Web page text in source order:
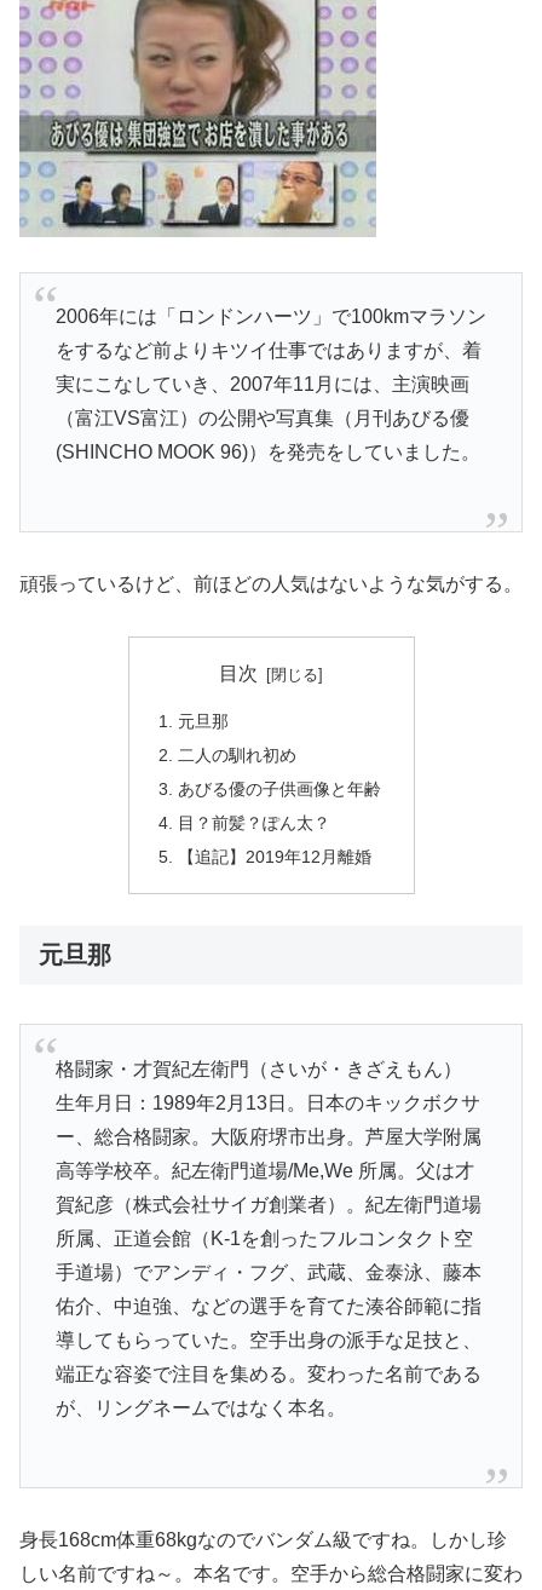
2006年には「ロンドンハーツ」で100kmマラソン
をするなど前よりキツイ仕事ではありますが、着
実にこなしていき、2007年11月には、主演映画
（富江VS富江）の公開や写真集（月刊あびる優
(SHINCHO MOOK 96)）を発売をしていました。
頑張っているけど、前ほどの人気はないような気がする。
目次
元旦那
二人の馴れ初め
あびる優の子供画像と年齢
目？前髪？ぽん太？
【追記】2019年12月離婚
元旦那
格闘家・才賀紀左衛門（さいが・きざえもん）
生年月日：1989年2月13日。日本のキックボクサ
ー、総合格闘家。大阪府堺市出身。芦屋大学附属
高等学校卒。紀左衛門道場/Me,We 所属。父は才
賀紀彦（株式会社サイガ創業者）。紀左衛門道場
所属、正道会館（K-1を創ったフルコンタクト空
手道場）でアンディ・フグ、武蔵、金泰泳、藤本
佑介、中迫強、などの選手を育てた湊谷師範に指
導してもらっていた。空手出身の派手な足技と、
端正な容姿で注目を集める。変わった名前である
が、リングネームではなく本名。
身長168cm体重68kgなのでバンダム級ですね。しかし珍
しい名前ですね～。本名です。空手から総合格闘家に変わ